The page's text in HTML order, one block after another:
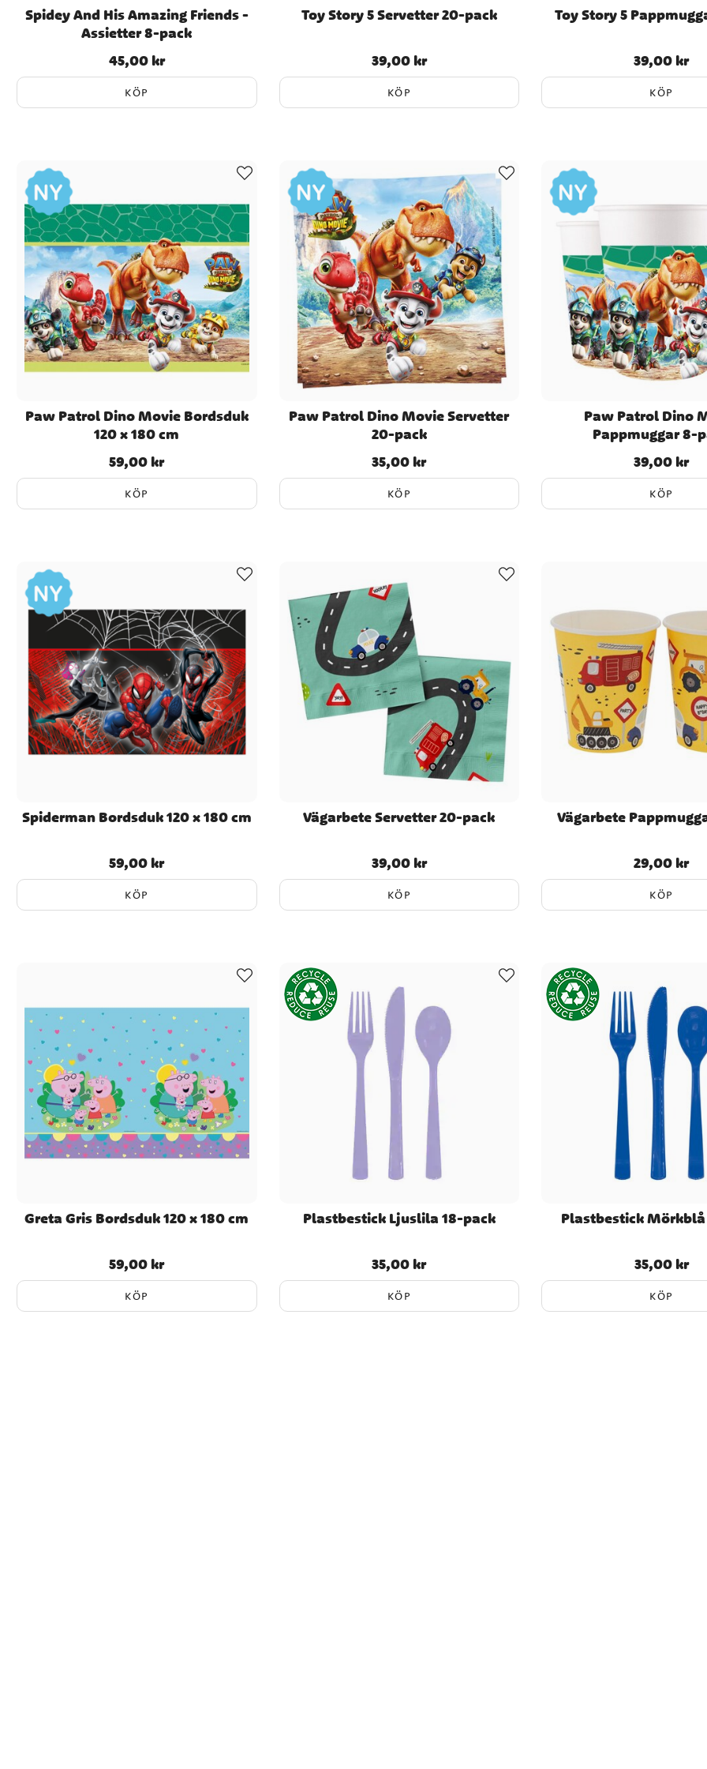
Spidey And His Amazing Friends -
Assietter 8-pack
Pris:45,00 kr
45,00 kr
KÖP
Toy Story 5 Servetter 20-pack
Pris:39,00 kr
39,00 kr
KÖP
Toy Story 5
Pris:39,00 kr
39,00 kr
KÖP
Paw Patrol Dino Movie Bordsduk
120 x 180 cm
Pris:59,00 kr
59,00 kr
KÖP
Paw Patrol Dino Movie Servetter
20-pack
Pris:35,00 kr
35,00 kr
KÖP
Paw Patrol Dino
Pappmuggar 8-
Pris:39,00 kr
39,00 kr
KÖP
Spiderman Bordsduk 120 x 180 cm
Pris:59,00 kr
59,00 kr
KÖP
Vägarbete Servetter 20-pack
Pris:39,00 kr
39,00 kr
KÖP
Vägarbete
Pris:29,00 kr
29,00 kr
KÖP
Greta Gris Bordsduk 120 x 180 cm
Pris:59,00 kr
59,00 kr
KÖP
Plastbestick Ljuslila 18-pack
Pris:35,00 kr
35,00 kr
KÖP
Plastbestick
Pris:35,00 kr
35,00 kr
KÖP